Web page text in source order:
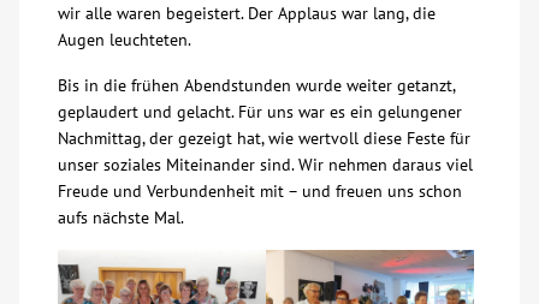
AWO BB Süd
wir alle waren begeistert. Der Applaus war lang, die
Augen leuchteten.
Bis in die frühen Abendstunden wurde weiter getanzt,
geplaudert und gelacht. Für uns war es ein gelungener
Nachmittag, der gezeigt hat, wie wertvoll diese Feste für
unser soziales Miteinander sind. Wir nehmen daraus viel
Freude und Verbundenheit mit – und freuen uns schon
aufs nächste Mal.